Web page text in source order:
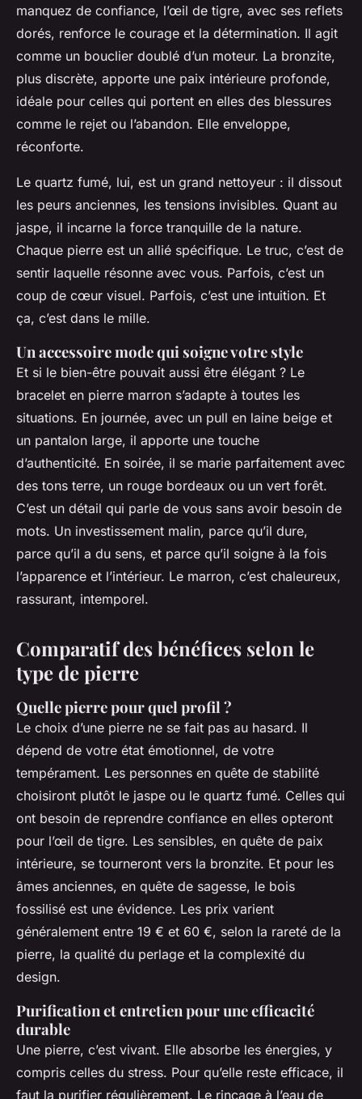
manquez de confiance, l’œil de tigre, avec ses reflets
dorés, renforce le courage et la détermination. Il agit
comme un bouclier doublé d’un moteur. La bronzite,
plus discrète, apporte une paix intérieure profonde,
idéale pour celles qui portent en elles des blessures
comme le rejet ou l’abandon. Elle enveloppe,
réconforte.
Le quartz fumé, lui, est un grand nettoyeur : il dissout
les peurs anciennes, les tensions invisibles. Quant au
jaspe, il incarne la force tranquille de la nature.
Chaque pierre est un allié spécifique. Le truc, c’est de
sentir laquelle résonne avec vous. Parfois, c’est un
coup de cœur visuel. Parfois, c’est une intuition. Et
ça, c’est dans le mille.
Un accessoire mode qui soigne votre style
Et si le bien-être pouvait aussi être élégant ? Le
bracelet en pierre marron s’adapte à toutes les
situations. En journée, avec un pull en laine beige et
un pantalon large, il apporte une touche
d’authenticité. En soirée, il se marie parfaitement avec
des tons terre, un rouge bordeaux ou un vert forêt.
C’est un détail qui parle de vous sans avoir besoin de
mots. Un investissement malin, parce qu’il dure,
parce qu’il a du sens, et parce qu’il soigne à la fois
l’apparence et l’intérieur. Le marron, c’est chaleureux,
rassurant, intemporel.
Comparatif des bénéfices selon le
type de pierre
Quelle pierre pour quel profil ?
Le choix d’une pierre ne se fait pas au hasard. Il
dépend de votre état émotionnel, de votre
tempérament. Les personnes en quête de stabilité
choisiront plutôt le jaspe ou le quartz fumé. Celles qui
ont besoin de reprendre confiance en elles opteront
pour l’œil de tigre. Les sensibles, en quête de paix
intérieure, se tourneront vers la bronzite. Et pour les
âmes anciennes, en quête de sagesse, le bois
fossilisé est une évidence. Les prix varient
généralement entre 19 € et 60 €, selon la rareté de la
pierre, la qualité du perlage et la complexité du
design.
Purification et entretien pour une efficacité
durable
Une pierre, c’est vivant. Elle absorbe les énergies, y
compris celles du stress. Pour qu’elle reste efficace, il
faut la purifier régulièrement. Le rinçage à l’eau de